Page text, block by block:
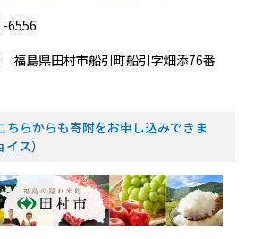
6556
福島県田村市船引町船引字畑添76番
らからも寄附をお申し込みできま
ス）